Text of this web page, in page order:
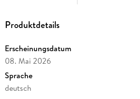
Produktdetails
Erscheinungsdatum
08. Mai 2026
Sprache
deutsch